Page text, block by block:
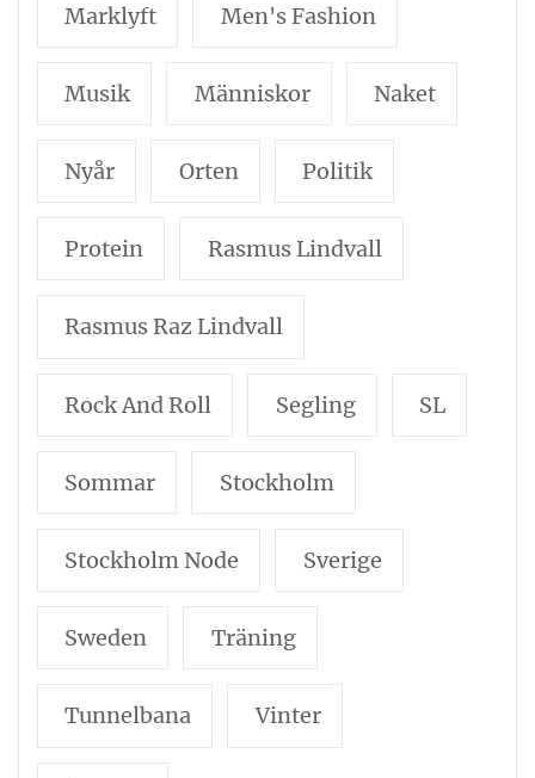
Marklyft Men's Fashion
Musik Människor Naket
Nyår Orten Politik
Protein Rasmus Lindvall
Rasmus Raz Lindvall
Rock And Roll Segling SL
Sommar Stockholm
Stockholm Node Sverige
Sweden Träning
Tunnelbana Vinter